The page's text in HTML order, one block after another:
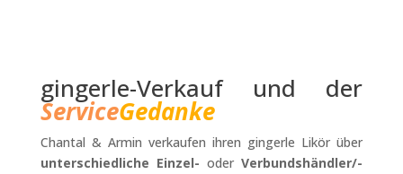
gingerle-Verkauf und der
ServiceGedanke
Chantal & Armin verkaufen ihren gingerle Likör über
unterschiedliche Einzel- oderVerbundshändler/-